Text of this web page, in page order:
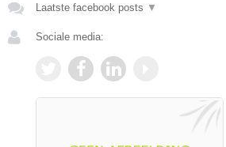
Laatste facebook posts ▼
Sociale media: